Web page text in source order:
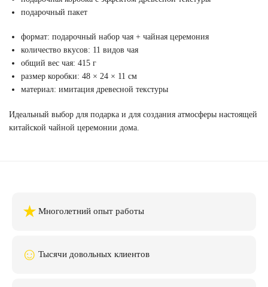
подарочный пакет
формат: подарочный набор чая + чайная церемония
количество вкусов: 11 видов чая
общий вес чая: 415 г
размер коробки: 48 × 24 × 11 см
материал: имитация древесной текстуры
Идеальный выбор для подарка и для создания атмосферы настоящей
китайской чайной церемонии дома.
★ Многолетний опыт работы
☺ Тысячи довольных клиентов